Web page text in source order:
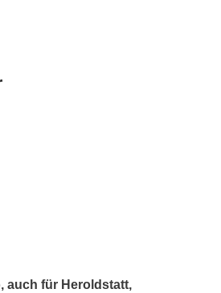
auch für Heroldstatt,